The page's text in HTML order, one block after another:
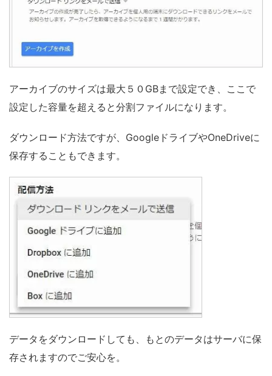
アーカイブのサイズは最大５０GBまで設定でき、ここで
設定した容量を超えると分割ファイルになります。
ダウンロード方法ですが、GoogleドライブやOneDriveに
保存することもできます。
データをダウンロードしても、もとのデータはサーバに保
存されますのでご安心を。